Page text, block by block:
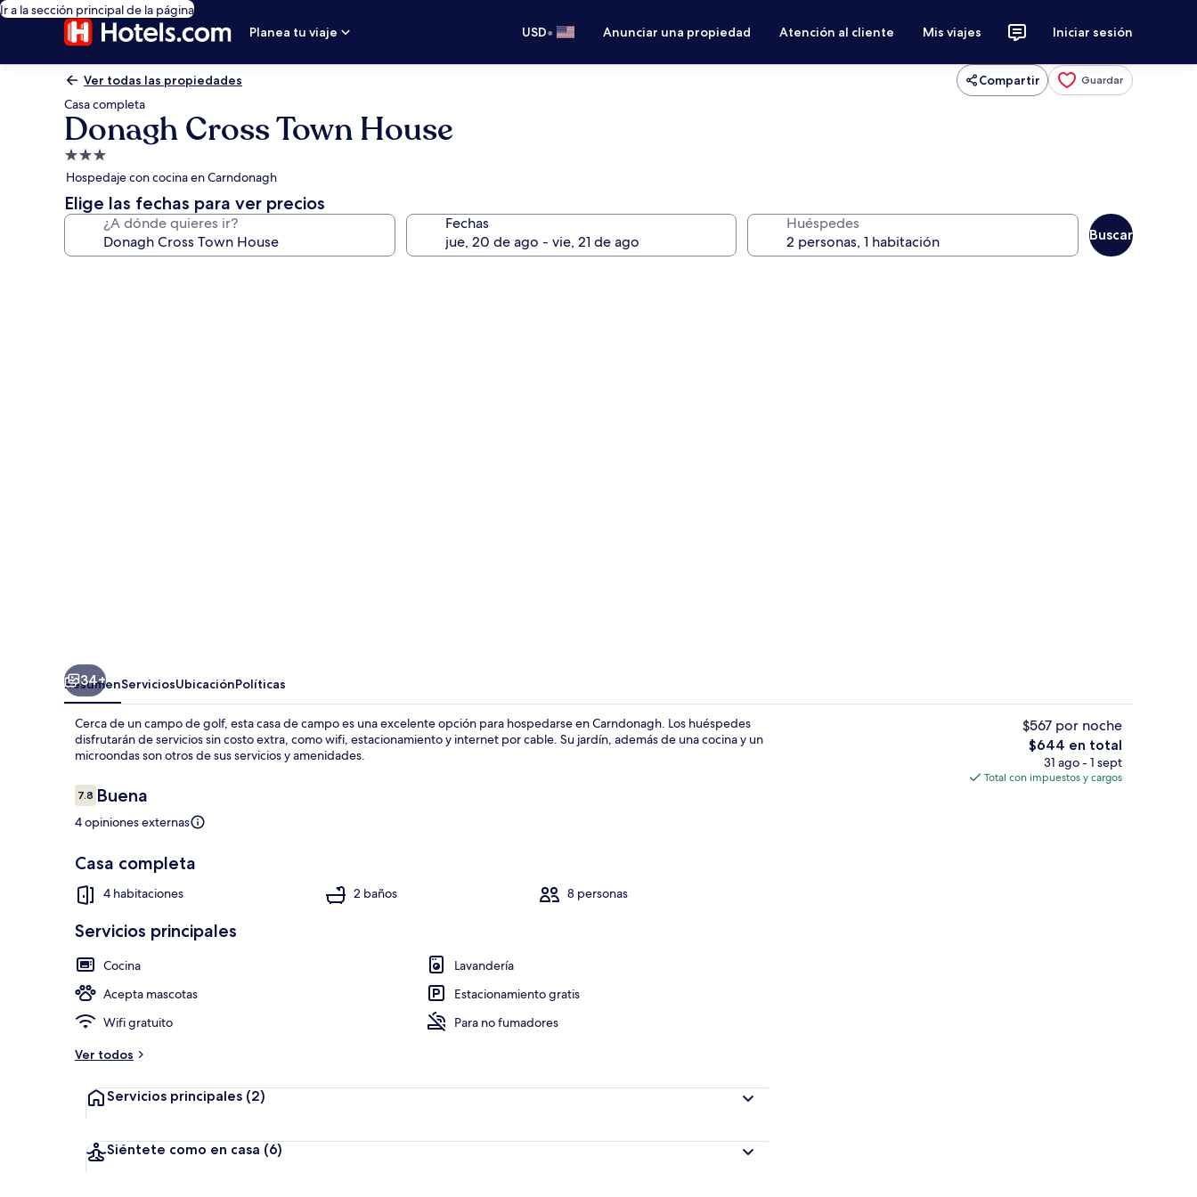
Ir a la sección principal de la página
Planea tu viaje
USD• Anunciar una propiedad Atención al cliente Mis viajes Iniciar sesión
Ver todas las propiedades Compartir Guardar
Casa completa
Donagh Cross Town House
Propiedad
de
3.0
estrellas
Hospedaje con cocina en Carndonagh
Elige las fechas para ver precios
¿A dónde quieres ir? Fechas Huéspedes
Buscar
4 habitaciones, wifi gratis y decoración personalizada Área de sala de estar
34+
ResumenServiciosUbicaciónPolíticas
Cerca de un campo de golf, esta casa de campo es una excelente opción para hospedarse en Carndonagh. Los huéspedes
disfrutarán de servicios sin costo extra, como wifi, estacionamiento y internet por cable. Su jardín, además de una cocina y un
microondas son otros de sus servicios y amenidades.
Opiniones
7.87.8 de 10,
Buena
4 opiniones externas
Casa completa
4 habitaciones 2 baños 8 personas
Servicios principales
Cocina
Lavandería
Acepta mascotas
Estacionamiento gratis
Wifi gratuito
Para no fumadores
Ver todos
Servicios principales (2)
Siéntete como en casa (6)
$567 por noche
El
precio
total
$644 en total
31 ago - 1 sept
Total con impuestos y cargos